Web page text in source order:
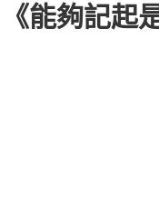
《能夠記起